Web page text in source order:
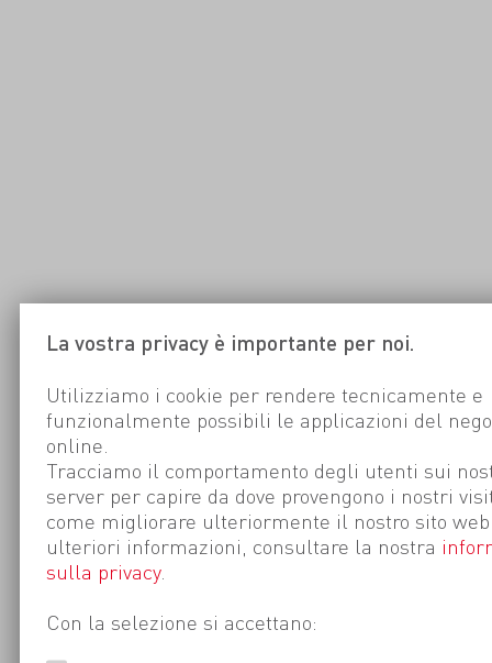
La vostra privacy è importante per noi.
Utilizziamo i cookie per rendere tecnicamente e
funzionalmente possibili le applicazioni del
online.
Tracciamo il comportamento degli utenti sui
server per capire da dove provengono i nostri
come migliorare ulteriormente il nostro sito
ulteriori informazioni, consultare la nostra
sulla privacy.
Con la selezione si accettano: